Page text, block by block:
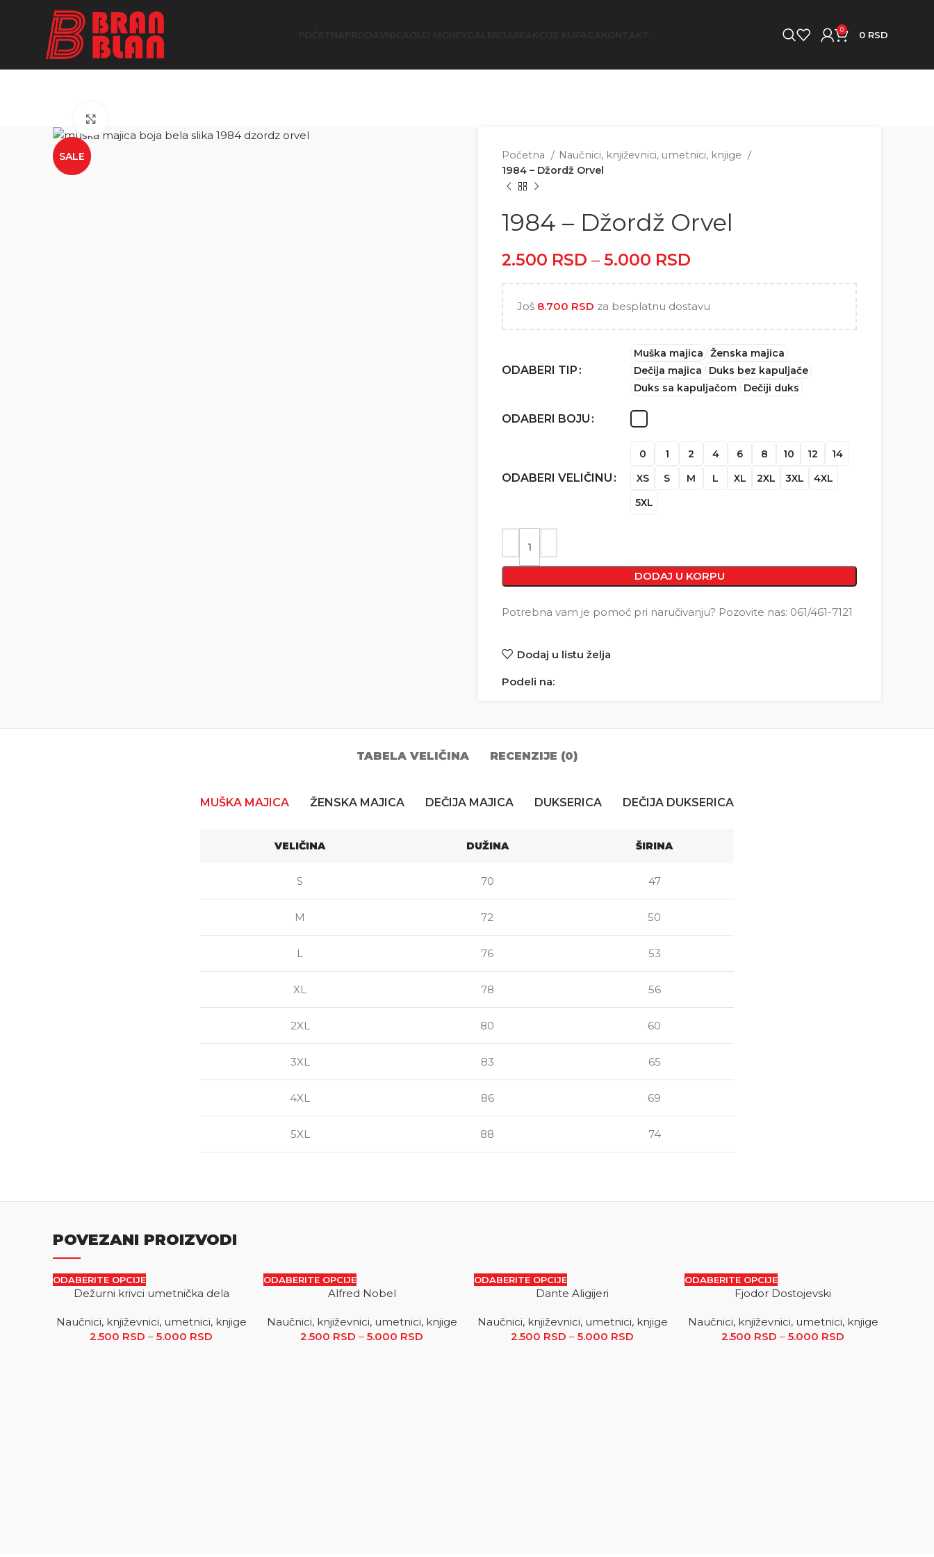
0 0 RSD
SALE Početna
Naučnici, književnici, umetnici, knjige
1984 – Džordž Orvel
1984 – Džordž Orvel
2.500 RSD – 5.000 RSD
2.500 RSD do 5.000 RSD
Još 8.700 RSD za besplatnu dostavu
ODABERI TIP
Muška majica
Ženska majica
Dečija majica
Duks bez kapuljače
Duks sa kapuljačom
Dečiji duks
ODABERI BOJU
ODABERI VELIČINU
0 1 2 4 6 8 10 12
14
XS
S M L XL 2XL 3XL
4XL
5XL
DODAJ U KORPU
Potrebna vam je pomoć pri naručivanju? Pozovite nas: 061/461-7121
Dodaj u listu želja
Podeli na:
TABELA VELIČINA RECENZIJE (0)
MUŠKA MAJICA ŽENSKA MAJICA DEČIJA MAJICA DUKSERICA DEČIJA DUKSERICA
VELIČINA DUŽINA ŠIRINA
S 70 47
M 72 50
L 76 53
XL 78 56
2XL 80 60
3XL 83 65
4XL 86 69
5XL 88 74
POVEZANI PROIZVODI
SALE
ODABERITE OPCIJE
Dežurni krivci umetnička dela
Naučnici, književnici, umetnici, knjige
2.500 RSD – 5.000 RSD Raspon cena: od 2.500 RSD do 5.000 RSD
ODABERITE OPCIJE
Alfred Nobel
Naučnici, književnici, umetnici, knjige
2.500 RSD – 5.000 RSD Raspon cena: od 2.500 RSD do 5.000 RSD
ODABERITE OPCIJE
Dante Aligijeri
Naučnici, književnici, umetnici, knjige
2.500 RSD – 5.000 RSD Raspon cena: od 2.500 RSD do 5.000 RSD
ODABERITE OPCIJE
Fjodor Dostojevski
Naučnici, književnici, umetnici, knjige
2.500 RSD – 5.000 RSD
Besplatna dostava za porudžbine preko